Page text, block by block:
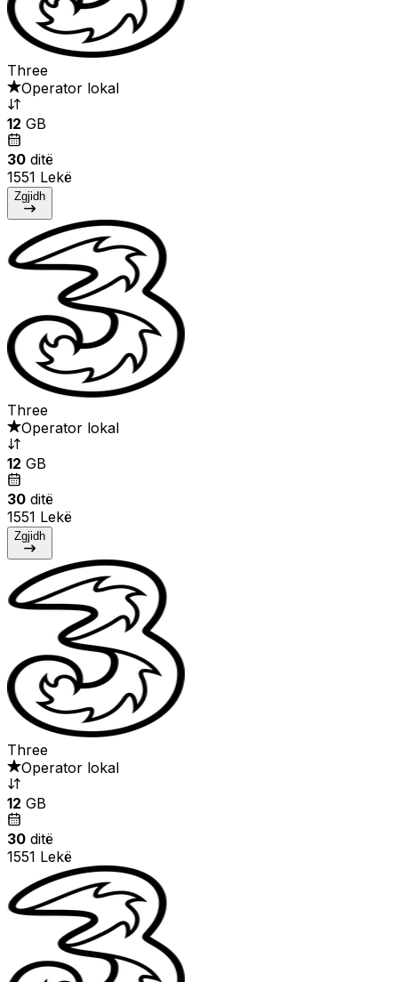
Three
Operator lokal
12 GB
30 ditë
1551 Lekë
Zgjidh
Three
Operator lokal
12 GB
30 ditë
1551 Lekë
Zgjidh
Three
Operator lokal
12 GB
30 ditë
1551 Lekë